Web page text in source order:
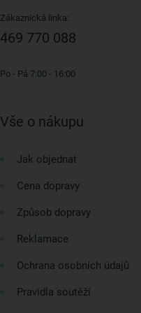
Zákaznická linka:
469 770 088
Po - Pá 7:00 - 16:00
Vše o nákupu
Jak objednat
Cena dopravy
Způsob dopravy
Reklamace
Ochrana osobních údajů
Pravidla soutěží